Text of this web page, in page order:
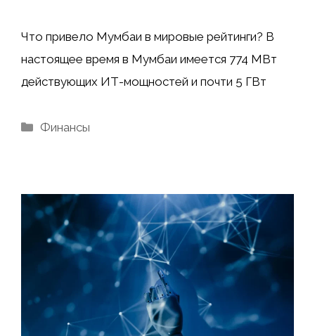
Что привело Мумбаи в мировые рейтинги? В
настоящее время в Мумбаи имеется 774 МВт
действующих ИТ-мощностей и почти 5 ГВт
Рубрики
Финансы